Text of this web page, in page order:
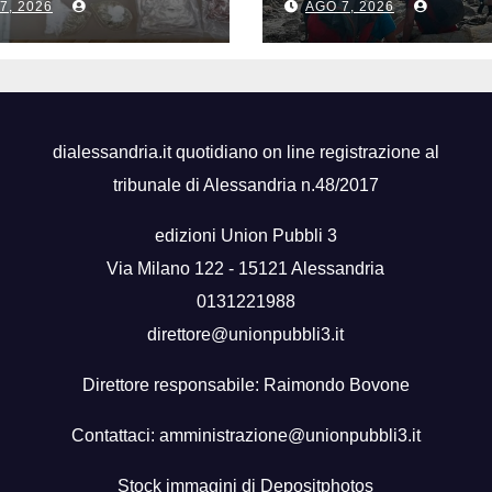
aveva 7 Kg
2026
Aspromonte, 2
recuperati in
AGO 7, 2026
dialessandria.it quotidiano on line registrazione al
tribunale di Alessandria n.48/2017
edizioni Union Pubbli 3
Via Milano 122 - 15121 Alessandria
0131221988
direttore@unionpubbli3.it
Direttore responsabile: Raimondo Bovone
Contattaci: amministrazione@unionpubbli3.it
Stock immagini di Depositphotos